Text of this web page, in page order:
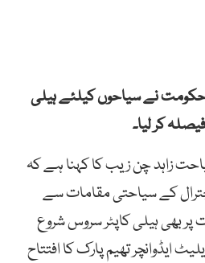
حکومت نے سیاحوں کیلئے ہیلی
کر لیا۔
زاہد چن زیب کا کہنا ہے کہ
کے سیاحتی مقامات سے
پر بھی ہیلی کاپٹر سروس شروع
ایڈوانچر تھیم پارک کا افتتاح